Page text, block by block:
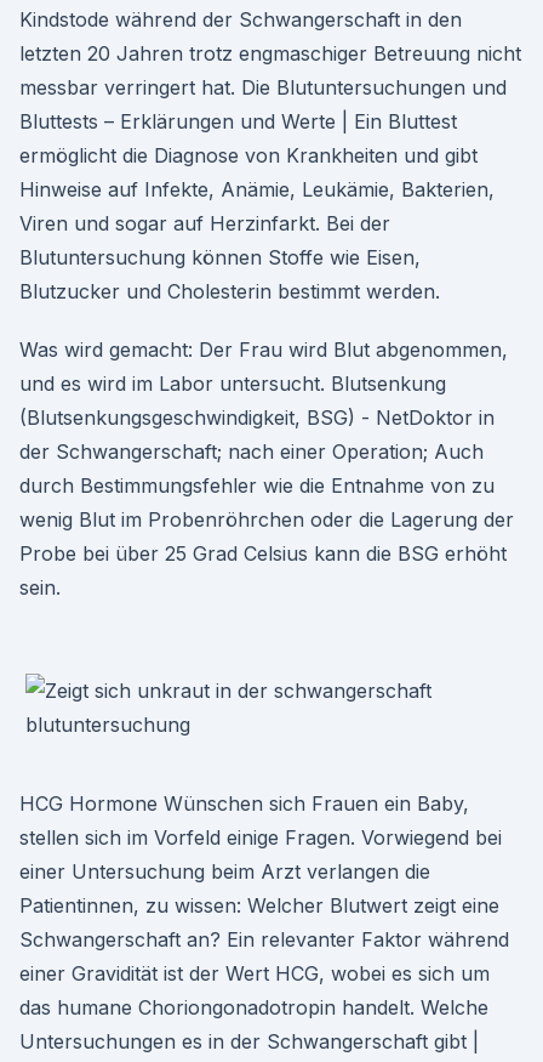
Kindstode während der Schwangerschaft in den
letzten 20 Jahren trotz engmaschiger Betreuung nicht
messbar verringert hat. Die Blutuntersuchungen und
Bluttests – Erklärungen und Werte | Ein Bluttest
ermöglicht die Diagnose von Krankheiten und gibt
Hinweise auf Infekte, Anämie, Leukämie, Bakterien,
Viren und sogar auf Herzinfarkt. Bei der
Blutuntersuchung können Stoffe wie Eisen,
Blutzucker und Cholesterin bestimmt werden.
Was wird gemacht: Der Frau wird Blut abgenommen,
und es wird im Labor untersucht. Blutsenkung
(Blutsenkungsgeschwindigkeit, BSG) - NetDoktor in
der Schwangerschaft; nach einer Operation; Auch
durch Bestimmungsfehler wie die Entnahme von zu
wenig Blut im Probenröhrchen oder die Lagerung der
Probe bei über 25 Grad Celsius kann die BSG erhöht
sein.
HCG Hormone Wünschen sich Frauen ein Baby,
stellen sich im Vorfeld einige Fragen. Vorwiegend bei
einer Untersuchung beim Arzt verlangen die
Patientinnen, zu wissen: Welcher Blutwert zeigt eine
Schwangerschaft an? Ein relevanter Faktor während
einer Gravidität ist der Wert HCG, wobei es sich um
das humane Choriongonadotropin handelt. Welche
Untersuchungen es in der Schwangerschaft gibt |